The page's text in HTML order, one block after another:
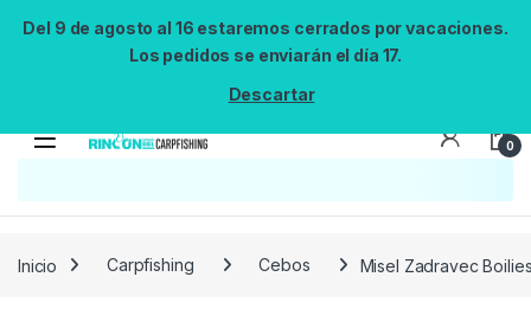
Del 9 de agosto al 16 estaremos cerrados por vacaciones.
Los pedidos se enviarán el día 17.
Descartar
0